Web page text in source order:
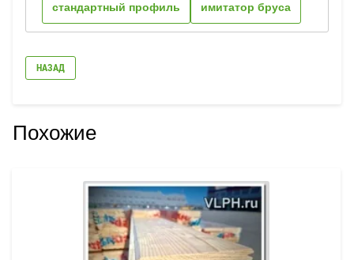
стандартный профиль имитатор бруса
НАЗАД
Похожие